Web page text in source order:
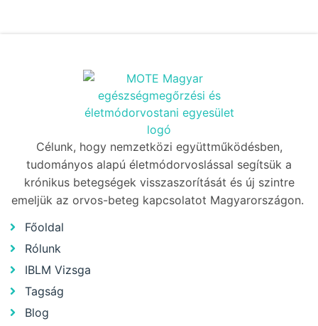
Célunk, hogy nemzetközi együttműködésben,
tudományos alapú életmódorvoslással segítsük a
krónikus betegségek visszaszorítását és új szintre
emeljük az orvos-beteg kapcsolatot Magyarországon.
Főoldal
Rólunk
IBLM Vizsga
Tagság
Blog